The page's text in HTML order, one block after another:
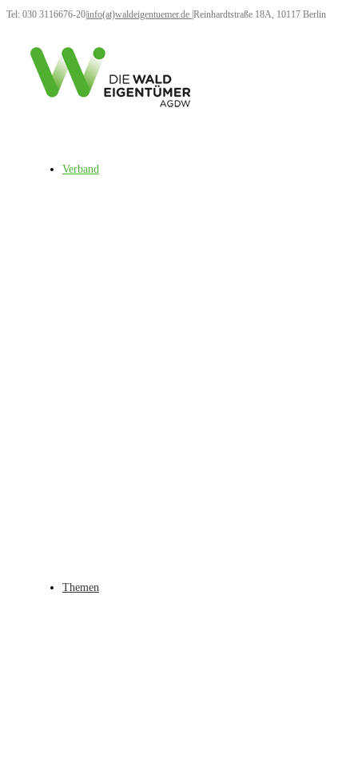
Tel: 030 3116676-20info(at)waldeigentuemer.de Reinhardtstraße 18A, 10117 Berlin
Verband
Themen